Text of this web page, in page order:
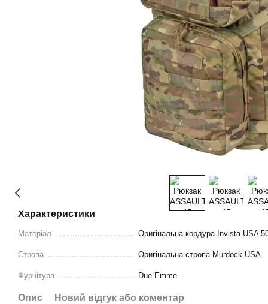
Характеристики
Матеріал Оригінальна кордура Invista USA
Стропа Оригінальна стропа Murdock USA
Фурнітура Due Emme
Опис Новий відгук або коментар